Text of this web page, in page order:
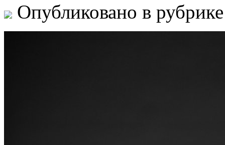
Опубликовано в